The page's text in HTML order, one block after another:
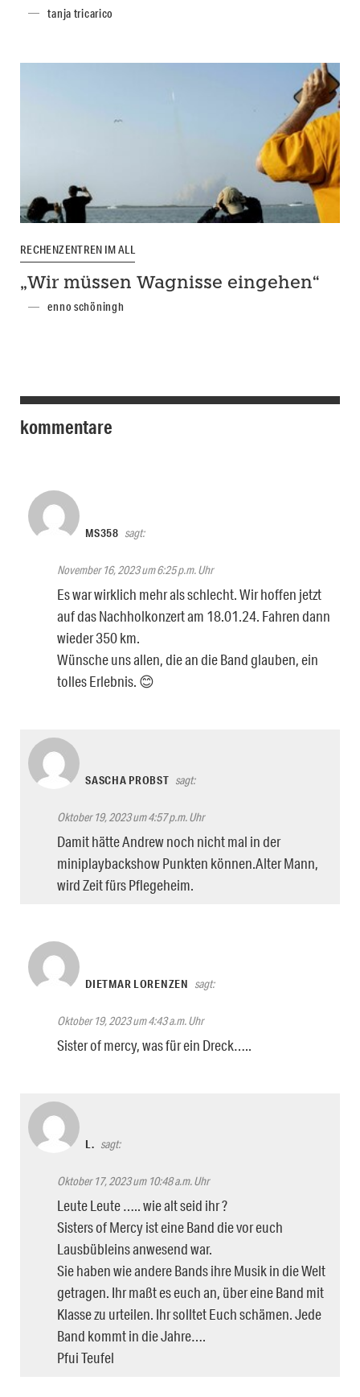
tanja tricarico
RECHENZENTREN IM ALL
„Wir müssen Wagnisse eingehen“
enno schöningh
kommentare
MS358 sagt:
November 16, 2023 um 6:25 p.m. Uhr
Es war wirklich mehr als schlecht. Wir hoffen jetzt
auf das Nachholkonzert am 18.01.24. Fahren dann
wieder 350 km.
Wünsche uns allen, die an die Band glauben, ein
tolles Erlebnis. 😊
SASCHA PROBST sagt:
Oktober 19, 2023 um 4:57 p.m. Uhr
Damit hätte Andrew noch nicht mal in der
miniplaybackshow Punkten können.Alter Mann,
wird Zeit fürs Pflegeheim.
DIETMAR LORENZEN sagt:
Oktober 19, 2023 um 4:43 a.m. Uhr
Sister of mercy, was für ein Dreck…..
L. sagt:
Oktober 17, 2023 um 10:48 a.m. Uhr
Leute Leute ….. wie alt seid ihr ?
Sisters of Mercy ist eine Band die vor euch
Lausbübleins anwesend war.
Sie haben wie andere Bands ihre Musik in die Welt
getragen. Ihr maßt es euch an, über eine Band mit
Klasse zu urteilen. Ihr solltet Euch schämen. Jede
Band kommt in die Jahre….
Pfui Teufel